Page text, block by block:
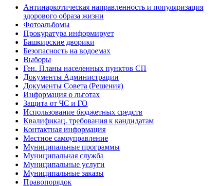
Антинаркотическая направленность и популяризация
здорового образа жизни
Фотоальбомы
Прокуратура информирует
Башкирские дворики
Безопасность на водоемах
Выборы
Ген. Планы населенных пунктов СП
Документы Администрации
Документы Совета (Решения)
Информация о льготах
Защита от ЧС и ГО
Использование бюджетных средств
Квалификац. требования к кандидатам
Контактная информация
Местное самоуправление
Муниципальные программы
Муниципальная служба
Муниципальные услуги
Муниципальные заказы
Правопорядок